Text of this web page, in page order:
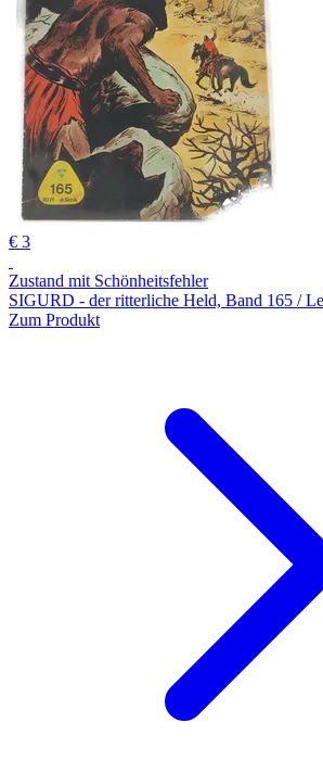
€ 3
Zustand mit Schönheitsfehler
SIGURD - der ritterliche Held, Band 165 /
Zum Produkt